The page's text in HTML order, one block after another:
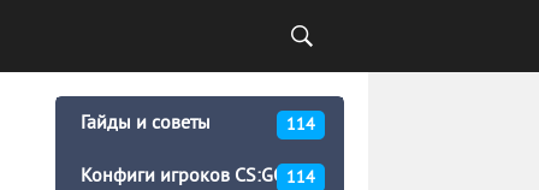
Гайды и советы 114
Конфиги игроков CS:GO 114